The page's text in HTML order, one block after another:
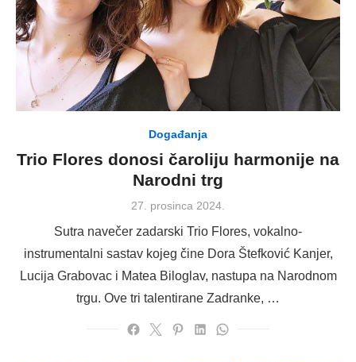
Događanja
Trio Flores donosi čaroliju harmonije na
Narodni trg
Posted
27. prosinca 2024.
Sutra navečer zadarski Trio Flores, vokalno-
instrumentalni sastav kojeg čine Dora Štefković Kanjer,
Lucija Grabovac i Matea Biloglav, nastupa na Narodnom
trgu. Ove tri talentirane Zadranke, …